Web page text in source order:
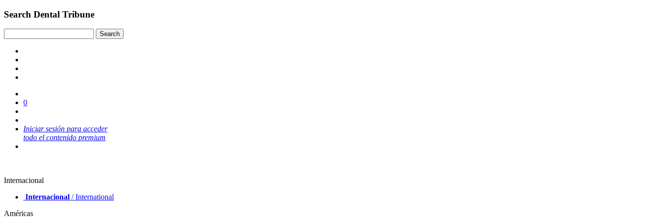
Search Dental Tribune
0
Iniciar sesión para acceder
todo el contenido premium
Internacional
Internacional / International
Américas